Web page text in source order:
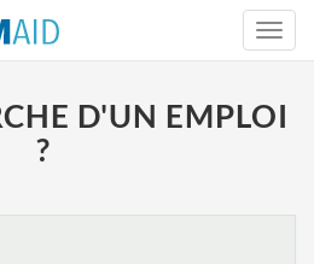
D'UN EMPLOI
?